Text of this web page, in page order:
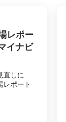
レポー
イナビ
直しに
レポート